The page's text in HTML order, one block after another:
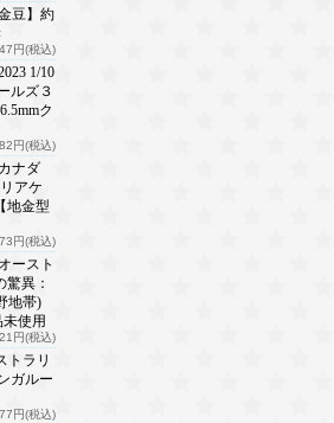
豆】約
円(税込)
1/10
ルズ３
ク
円(税込)
ナダ
アケ
地金型
円(税込)
ースト
異：
地帯)
使用
円(税込)
トラリ
ガルー
円(税込)